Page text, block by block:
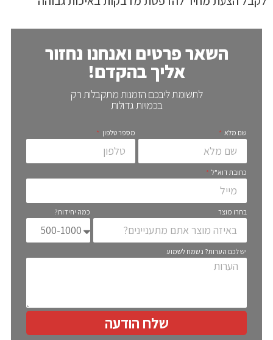
השאר פרטים ואנחנו נחזור
אליך בהקדם!
לתשומת ליבכם הזמנות מתקבלות רק
בכמויות גדולות
שם מלא מספר טלפון
כתובת דוא"ל
בחרו מוצר כמה יחידות?
יש לכם הערות? נשמח לשמוע
שלח הודעה